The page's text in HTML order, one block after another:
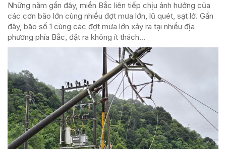
Những năm gần đây, miền Bắc liên tiếp chịu ảnh hưởng của
các cơn bão lớn cùng nhiều đợt mưa lớn, lũ quét, sạt lở. Gần
đây, bão số 1 cùng các đợt mưa lớn xảy ra tại nhiều địa
phương phía Bắc, đặt ra không ít thách...